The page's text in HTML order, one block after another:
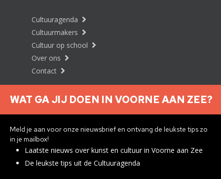
Cultuuragenda
Cultuurmakers
Cultuur op school
Over ons
Contact
Nieuwsbrief aanmelden
Privacyverklaring
WAT GA JIJ DOEN IN VOORNE AAN ZEE?
Meld je aan voor onze nieuwsbrief en ontvang de leukste tips zo
in je mailbox!
Laatste nieuws over kunst en cultuur in Voorne aan Zee
De leukste tips uit de Cultuuragenda